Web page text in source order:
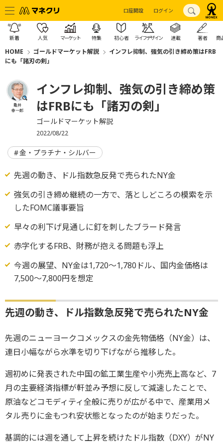
口座開設 ログイン
新着 人気 マーケット 特集 初心者 ライフデザイン 連載 著者 商
HOME ゴールドマーケット解説
インフレ抑制、強気の引き締め策はFRB
にも「諸刃の剣」
亀井
幸一郎
インフレ抑制、強気の引き締め策
はFRBにも「諸刃の剣」
ゴールドマーケット解説
2022/08/22
金・プラチナ・シルバー
先週の動き、ドル指数急反発で売られたNY金
強気の引き締め継続の一方で、落としどころの模索を示
したFOMC議事要旨
早々の利下げ見通しに釘を刺したブラード発言
赤字化するFRB、財務が抱える問題も浮上
今週の展望、NY金は1,720～1,780ドル、国内金価格は
7,500～7,800円を想定
先週の動き、ドル指数急反発で売られたNY金
先週のニューヨークコメックスの金先物価格（NY金）は、
連日小幅ながら水準を切り下げながら推移した。
週初めに発表された中国の鉱工業生産や小売売上高など、7
月の主要経済指標が軒並み予想に反して減速したことで、
原油などコモディティ全般に売りが広がる中で、産業用メ
タル売りに金もつれ安状態となったのが始まりだった。
基調的には週を通して上昇を続けたドル指数（DXY）がNY